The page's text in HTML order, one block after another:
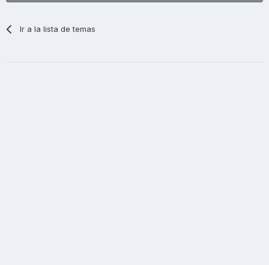
Ir a la lista de temas